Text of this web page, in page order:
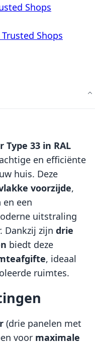
Shops
Shops
Type 33 in RAL
en efficiënte
huis. Deze
voorzijde,
een
uitstraling
Dankzij zijn drie
biedt deze
, ideaal
ruimtes.
(drie panelen met
voor maximale